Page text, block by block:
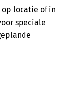
op locatie of in
speciale